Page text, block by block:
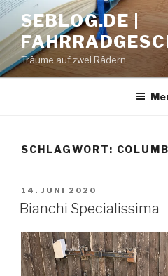
Zum
Inhalt
springen
SEBLOG.DE |
Träume auf zwei Rädern
SCHLAGWORT:
VERÖFFENTLICHT
AM
14. JUNI 2020
Bianchi Specialissima